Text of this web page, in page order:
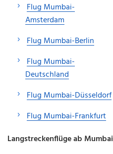
Flug Mumbai-
Amsterdam
Flug Mumbai-Berlin
Flug Mumbai-
Deutschland
Flug Mumbai-Düsseldorf
Flug Mumbai-Frankfurt
Langstreckenflüge ab Mumbai